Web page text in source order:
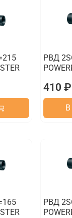
РВД
410 ₽
В
РВД